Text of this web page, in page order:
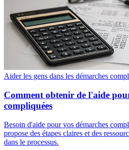
Aider les gens dans les démarches
Comment obtenir de l'aide
compliquées
Besoin d'aide pour vos démarches
propose des étapes claires et des
dans le processus.